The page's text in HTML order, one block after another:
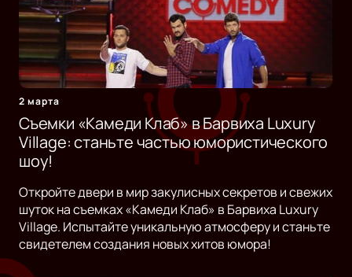
2 марта
Съемки «Камеди Клаб» в Барвиха Luxury
Village: станьте частью юмористического
шоу!
Откройте двери в мир закулисных секретов и свежих
шуток на съемках «Камеди Клаб» в Барвиха Luxury
Village. Испытайте уникальную атмосферу и станьте
свидетелем создания новых хитов юмора!